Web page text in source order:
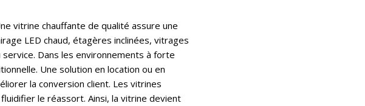
vitrine chauffante de qualité assure une
LED chaud, étagères inclinées, vitrages
Dans les environnements à forte
Une solution en location ou en
la conversion client. Les vitrines
le réassort. Ainsi, la vitrine devient